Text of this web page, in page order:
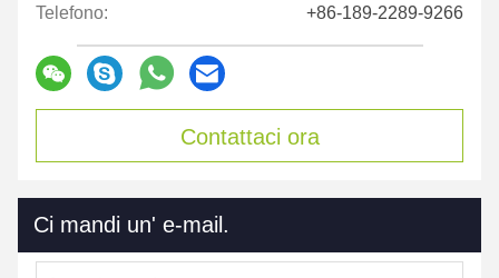
Telefono: +86-189-2289-9266
Contattaci ora
Ci mandi un' e-mail.